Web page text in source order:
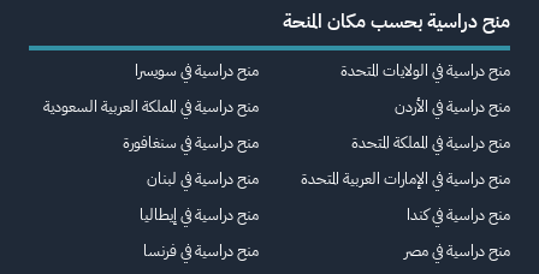
منح دراسية بحسب مكان المنحة
منح دراسية في الولايات المتحدة
منح دراسية في الأردن
منح دراسية في المملكة المتحدة
منح دراسية في الإمارات العربية المتحدة
منح دراسية في كندا
منح دراسية في مصر
منح دراسية في سويسرا
منح دراسية في المملكة العربية السعودية
منح دراسية في سنغافورة
منح دراسية في لبنان
منح دراسية في إيطاليا
منح دراسية في فرنسا